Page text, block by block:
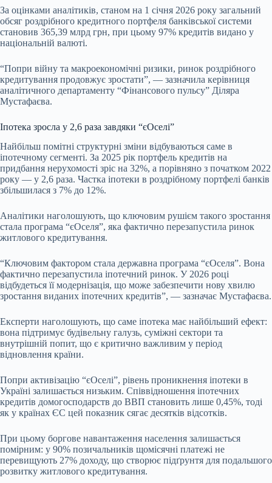
За оцінками аналітиків, станом на 1 січня 2026 року загальний
обсяг роздрібного кредитного портфеля банківської системи
становив 365,39 млрд грн, при цьому 97% кредитів видано у
національній валюті.
“Попри війну та макроекономічні ризики, ринок роздрібного
кредитування продовжує зростати”, — зазначила керівниця
аналітичного департаменту “Фінансового пульсу” Діляра
Мустафаєва.
Іпотека зросла у 2,6 раза завдяки “єОселі”
Найбільш помітні структурні зміни відбуваються саме в
іпотечному сегменті. За 2025 рік портфель кредитів на
придбання нерухомості зріс на 32%, а порівняно з початком 2022
року — у 2,6 раза. Частка іпотеки в роздрібному портфелі банків
збільшилася з 7% до 12%.
Аналітики наголошують, що ключовим рушієм такого зростання
стала програма “єОселя”, яка фактично перезапустила ринок
житлового кредитування.
“Ключовим фактором стала державна програма “єОселя”. Вона
фактично перезапустила іпотечний ринок. У 2026 році
відбудеться її модернізація, що може забезпечити нову хвилю
зростання виданих іпотечних кредитів”, — зазначає Мустафаєва.
Експерти наголошують, що саме іпотека має найбільший ефект:
вона підтримує будівельну галузь, суміжні сектори та
внутрішній попит, що є критично важливим у період
відновлення країни.
Попри активізацію “єОселі”, рівень проникнення іпотеки в
Україні залишається низьким. Співвідношення іпотечних
кредитів домогосподарств до ВВП становить лише 0,45%, тоді
як у країнах ЄС цей показник сягає десятків відсотків.
При цьому боргове навантаження населення залишається
помірним: у 90% позичальників щомісячні платежі не
перевищують 27% доходу, що створює підґрунтя для подальшого
розвитку житлового кредитування.